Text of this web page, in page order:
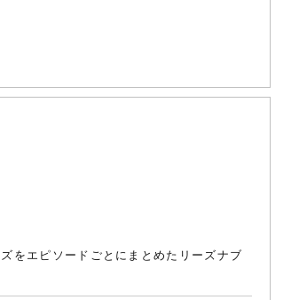
をエピソードごとにまとめたリーズナブ